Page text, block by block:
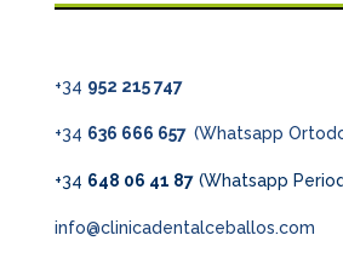
+34 952 215 747
+34 636 666 657 (Whatsapp
+34 648 06 41 87(Whatsapp
info@clinicadentalceballos.com